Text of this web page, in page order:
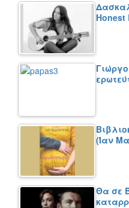
Honest
(Ίαν
Θα σε